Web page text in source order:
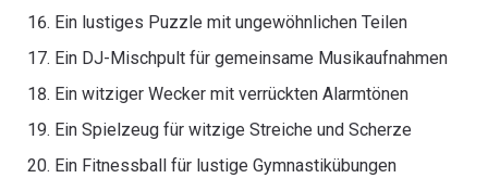
Ein lustiges Puzzle mit ungewöhnlichen Teilen
Ein DJ-Mischpult für gemeinsame Musikaufnahmen
Ein witziger Wecker mit verrückten Alarmtönen
Ein Spielzeug für witzige Streiche und Scherze
Ein Fitnessball für lustige Gymnastikübungen